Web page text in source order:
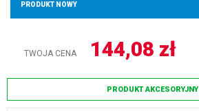
PRODUKT NOWY
TWOJA CENA 144,08 zł
PRODUKT AKCESORYJNY